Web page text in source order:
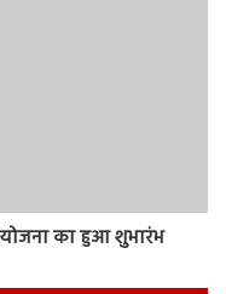
का हुआ शुभारंभ